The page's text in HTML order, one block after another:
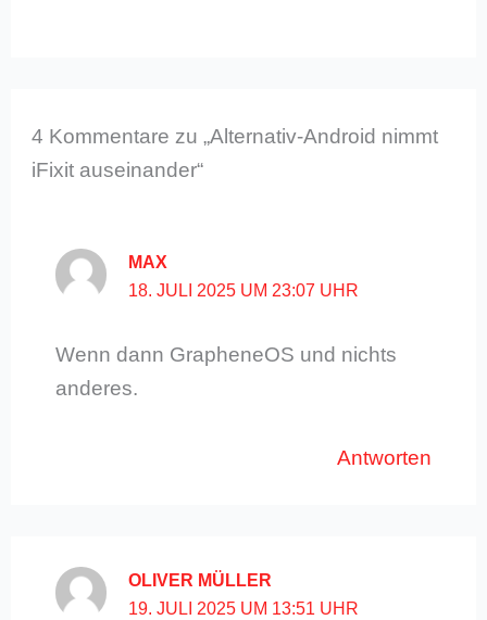
4 Kommentare zu „Alternativ-Android nimmt
iFixit auseinander“
MAX
18. JULI 2025 UM 23:07 UHR
Wenn dann GrapheneOS und nichts
anderes.
Antworten
OLIVER MÜLLER
19. JULI 2025 UM 13:51 UHR